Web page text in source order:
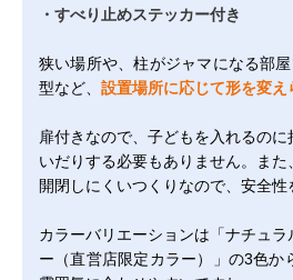
・すべり止めステッカー付き
狭い場所や、柱がジャマになる部
型など、 設置場所に応じて形を変え
扉付きなので、子どもを入れるの
いだりする必要もありません。ま
開閉しにくいつくりなので、安全性
カラーバリエーションは「ナチュ
ー（直営店限定カラー）」の3色か